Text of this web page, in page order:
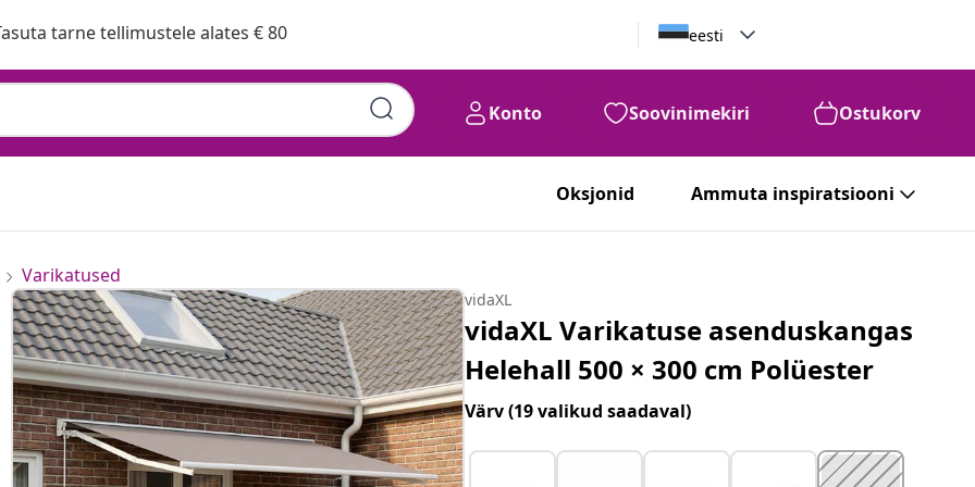
tarne tellimustele alates € 80 eesti
Konto Soovinimekiri Ostukorv
Oksjonid Ammuta inspiratsiooni
× 300 cm Polüester 10099
Varikatused
vidaXL
vidaXL Varikatuse asenduskangas
Helehall 500 × 300 cm Polüester
Värv(19 valikud saadaval)